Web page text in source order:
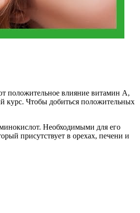
положительное влияние витамин А,
курс. Чтобы добиться положительных
Необходимыми для его
присутствует в орехах, печени и